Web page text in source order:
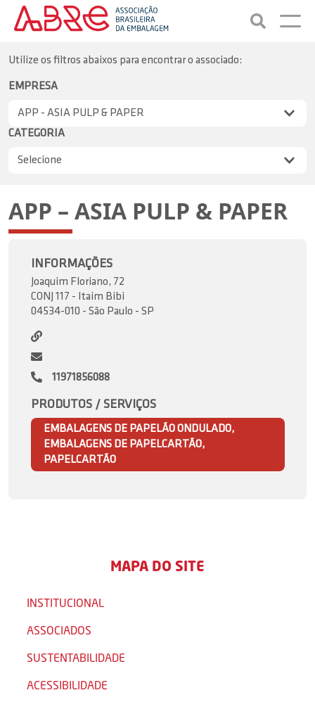
Utilize os filtros abaixos para encontrar o associado:
EMPRESA
CATEGORIA
APP – ASIA PULP & PAPER
INFORMAÇÕES
Joaquim Floriano, 72
CONJ 117 - Itaim Bibi
04534-010 - São Paulo - SP
11971856088
PRODUTOS / SERVIÇOS
EMBALAGENS DE PAPELÃO ONDULADO,
EMBALAGENS DE PAPELCARTÃO,
PAPELCARTÃO
MAPA DO SITE
INSTITUCIONAL
ASSOCIADOS
SUSTENTABILIDADE
ACESSIBILIDADE